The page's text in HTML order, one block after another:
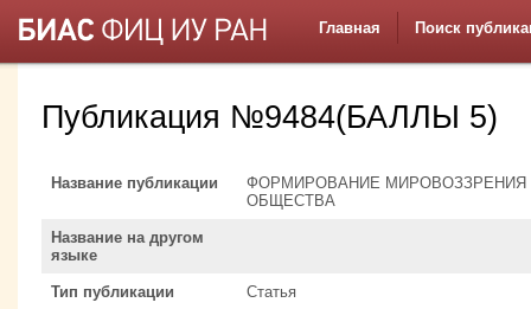
Главная Поиск
Публикация №9484(БАЛЛЫ 5)
Название публикации
ФОРМИРОВАНИЕ МИРОВОЗЗРЕНИЯ
ОБЩЕСТВА
Название на другом
языке
Тип публикации Статья